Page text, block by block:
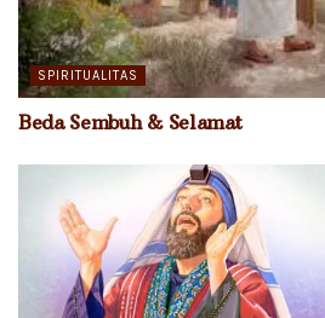
SPIRITUALITAS
Beda Sembuh & Selamat